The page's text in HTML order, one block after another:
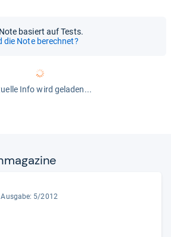
basiert auf Tests.
die Note berechnet?
Info wird geladen...
Ausgabe: 5/2012